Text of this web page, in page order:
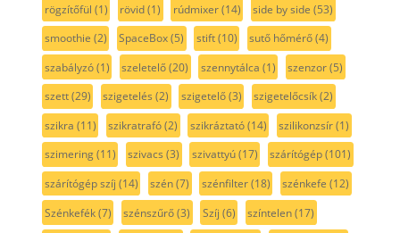
rögzítőfül (1) rövid(1) rúdmixer(14) side by side (53)
smoothie (2) SpaceBox(5) stift(10) sutő hőmérő(4)
szabályzó(1) szeletelő(20) szennytálca (1) szenzor(5)
szett(29) szigetelés (2) szigetelő(3) szigetelőcsík(2)
szikra (11) szikratrafó(2) szikráztató(14) szilikonzsír(1)
szimering(11) szivacs (3) szivattyú(17) szárítógép(101)
szárítógép szíj (14) szén(7) szénfilter(18) szénkefe (12)
Szénkefék(7) szénszűrő(3) Szíj (6) színtelen(17)